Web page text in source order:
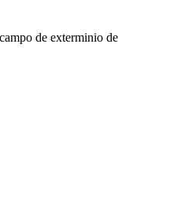
de exterminio de